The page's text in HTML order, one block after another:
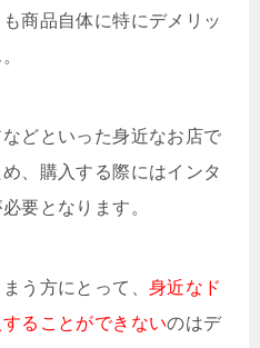
商品自体に特にデメリッ
どといった身近なお店で
、購入する際にはインタ
要となります。
う方にとって、 身近なド
ることができないのはデ